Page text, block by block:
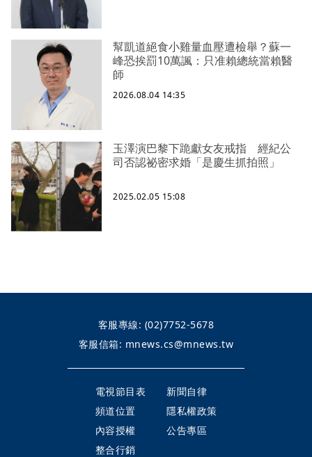
幫凱道絕食小雞量血壓遭檢舉？蘇一
峰恐挨罰10萬諷：只准賴總統當賴醫
師
2026.08.04 14:35
玉澤演巴黎下跪獻女友戒指 經紀公
司否認祕密求婚「是慶生抓拍照」
2025.02.05 15:08
客服專線: (02)7752-5678
客服信箱: mnews.cs@mnews.tw
電視節目表
新聞自律
頻道位置
隱私權政策
內容授權
公告專區
整合行銷